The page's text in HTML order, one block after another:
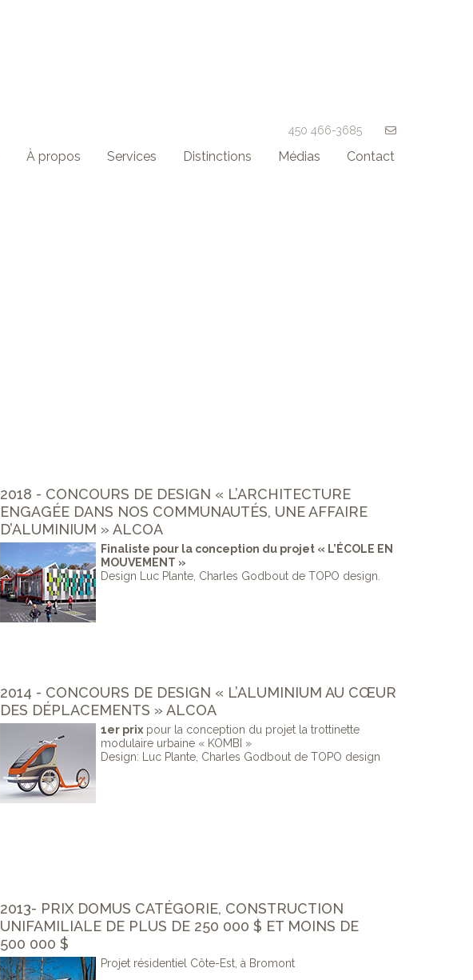
450 466-3685
À propos Services Distinctions Médias Contact
2018 - CONCOURS DE DESIGN « L’ARCHITECTURE
ENGAGÉE DANS NOS COMMUNAUTÉS, UNE AFFAIRE
D’ALUMINIUM » ALCOA
Finaliste pour la conception du projet « L’ÉCOLE EN
MOUVEMENT »
Design Luc Plante, Charles Godbout de TOPO design.
2014 - CONCOURS DE DESIGN « L’ALUMINIUM AU CŒUR
DES DÉPLACEMENTS » ALCOA
1er prix pour la conception du projet la trottinette
modulaire urbaine « KOMBI »
Design: Luc Plante, Charles Godbout de TOPO design
2013- PRIX DOMUS CATÉGORIE, CONSTRUCTION
UNIFAMILIALE DE PLUS DE 250 000 $ ET MOINS DE
500 000 $
Projet résidentiel Côte-Est, à Bromont